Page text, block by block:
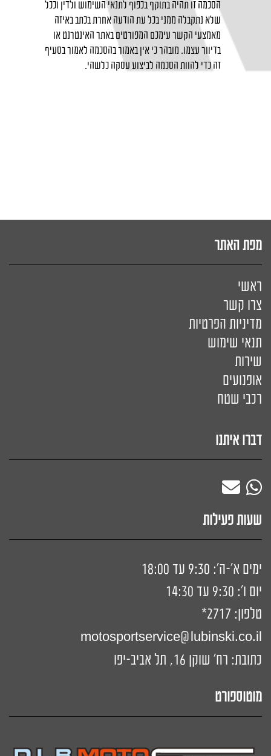
הסכמה זו תהיה בתוקף בכפוף לתנאי השימוש ולדין וככל
שלא נתקבלה ממני בכל עת הודעה אחרת בכתב באיזה
מאמצעי הקשר עימכם המפורטים באתר האינטרנט או
בדיוור עצמו. מובהר כי אין באמור בהסכמה לאמור בסעיף
זה כדי להוות הסכמה לביצוע עסקה כלשהי.
מפת האתר
ראשי
צרו קשר
מדיניות הפרטיות
תנאי שימוש
שירות
אופנועים
רכבי שטח
דברו איתנו
שעות פעילות
ימים א'-ה': 9:30 עד 18:00
יום ו': 9:30 עד 14:30
טלפון: 2717*
motosportservice@lubinski.co.il
כתובת: רח' שוקן 16, תל אביב-יפו
מוטוספורט